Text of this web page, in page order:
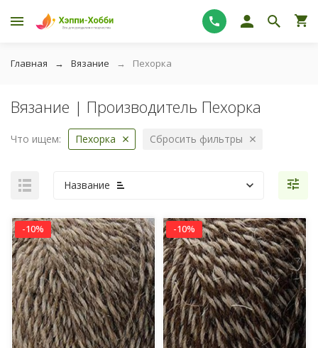
Главная Вязание Пехорка
Вязание | Производитель Пехорка
Что ищем: Пехорка Сбросить фильтры
Название
-10% -10%